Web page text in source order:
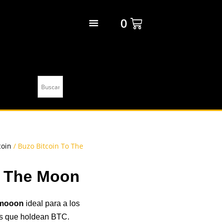
0
/ Buzo Bitcoin To The
Moon
ideal para a los
que holdean BTC.